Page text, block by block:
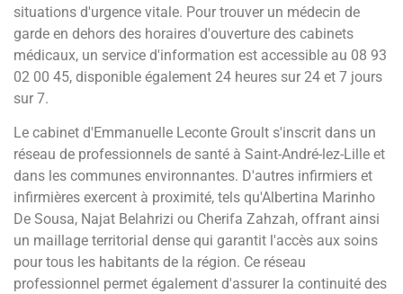
situations d'urgence vitale. Pour trouver un médecin de
garde en dehors des horaires d'ouverture des cabinets
médicaux, un service d'information est accessible au 08 93
02 00 45, disponible également 24 heures sur 24 et 7 jours
sur 7.
Le cabinet d'Emmanuelle Leconte Groult s'inscrit dans un
réseau de professionnels de santé à Saint-André-lez-Lille et
dans les communes environnantes. D'autres infirmiers et
infirmières exercent à proximité, tels qu'Albertina Marinho
De Sousa, Najat Belahrizi ou Cherifa Zahzah, offrant ainsi
un maillage territorial dense qui garantit l'accès aux soins
pour tous les habitants de la région. Ce réseau
professionnel permet également d'assurer la continuité des